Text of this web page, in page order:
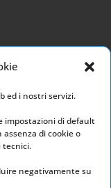
ed i nostri servizi.
impostazioni di default
di cookie o
tecnici.
negativamente su